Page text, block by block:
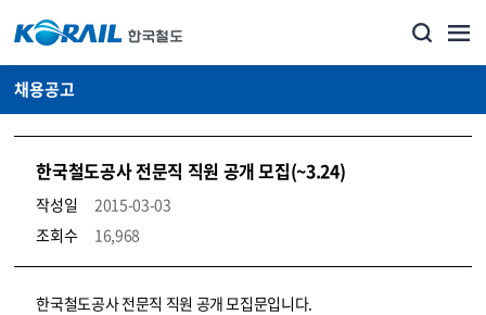
채용공고
한국철도공사 전문직 직원 공개 모집(~3.24)
작성일
2015-03-03
조회수
16,968
코레일소개_경영공시_채용공고 상세보기 – 내용, 파일, 담당자 연락처로 구성
한국철도공사 전문직 직원 공개 모집문입니다.